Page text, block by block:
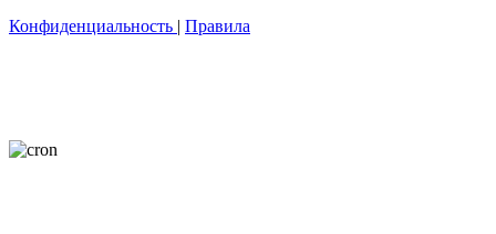
Конфиденциальность | Правила